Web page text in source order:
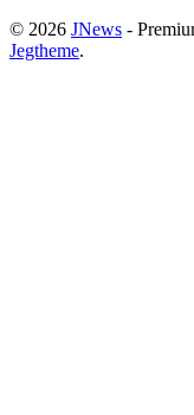
© 2026 JNews -
Jegtheme.